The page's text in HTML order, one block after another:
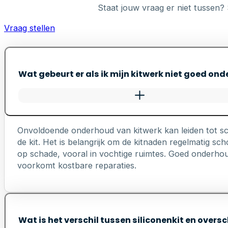
Staat jouw vraag er niet tussen?
Vraag stellen
Wat gebeurt er als ik mijn kitwerk niet goed
Onvoldoende onderhoud van kitwerk kan leiden tot
de kit. Het is belangrijk om de kitnaden regelmatig
op schade, vooral in vochtige ruimtes. Goed
voorkomt kostbare reparaties.
Wat is het verschil tussen siliconenkit en